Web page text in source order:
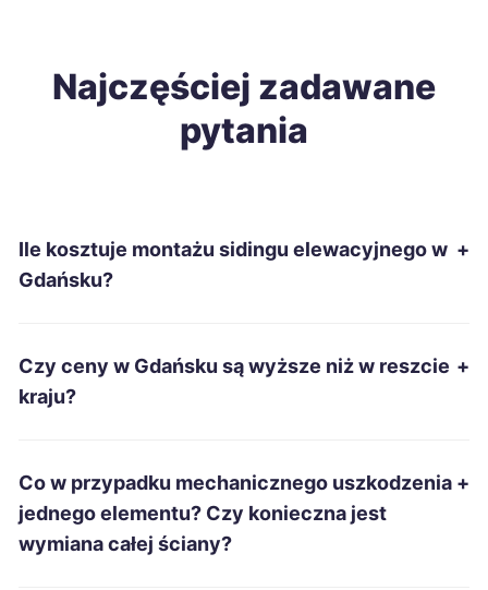
Wałbrzych 104 zł
Tomaszów Mazowiecki
Włocławek 105 zł
Łomża
Żory
Najczęściej zadawane
pytania
Ile kosztuje montażu sidingu elewacyjnego w
Gdańsku?
+
Czy ceny w Gdańsku są wyższe niż w reszcie
kraju?
+
Co w przypadku mechanicznego uszkodzenia
jednego elementu? Czy konieczna jest
wymiana całej ściany?
+